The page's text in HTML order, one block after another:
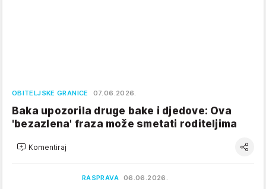
OBITELJSKE GRANICE 07.06.2026.
Baka upozorila druge bake i djedove: Ova
'bezazlena' fraza može smetati roditeljima
Komentiraj
RASPRAVA 06.06.2026.